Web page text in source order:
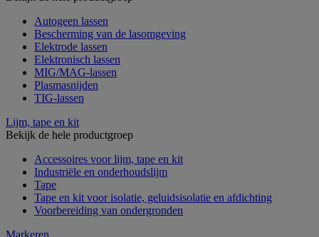
Autogeen lassen
Bescherming van de lasomgeving
Elektrode lassen
Elektronisch lassen
MIG/MAG-lassen
Plasmasnijden
TIG-lassen
Lijm, tape en kit
Bekijk de hele productgroep
Accessoires voor lijm, tape en kit
Industriële en onderhoudslijm
Tape
Tape en kit voor isolatie, geluidsisolatie en afdichting
Voorbereiding van ondergronden
Markeren